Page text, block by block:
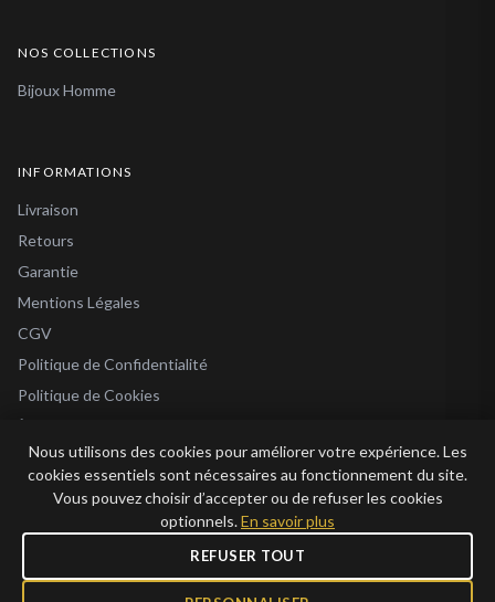
NOS COLLECTIONS
Bijoux Homme
INFORMATIONS
Livraison
Retours
Garantie
Mentions Légales
CGV
Politique de Confidentialité
Politique de Cookies
À Propos
Blog
Bijoux en Vogue SAS · SIRET 915 286 975 00015 · RCS Antibes · TVA FR69 915
Nous utilisons des cookies pour améliorer votre expérience. Les
cookies essentiels sont nécessaires au fonctionnement du site.
Vous pouvez choisir d’accepter ou de refuser les cookies
optionnels.En savoir plus
REFUSER TOUT